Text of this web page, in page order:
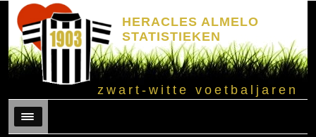
HERACLES ALMELO
STATISTIEKEN
zwart-witte voetbaljaren
Menu